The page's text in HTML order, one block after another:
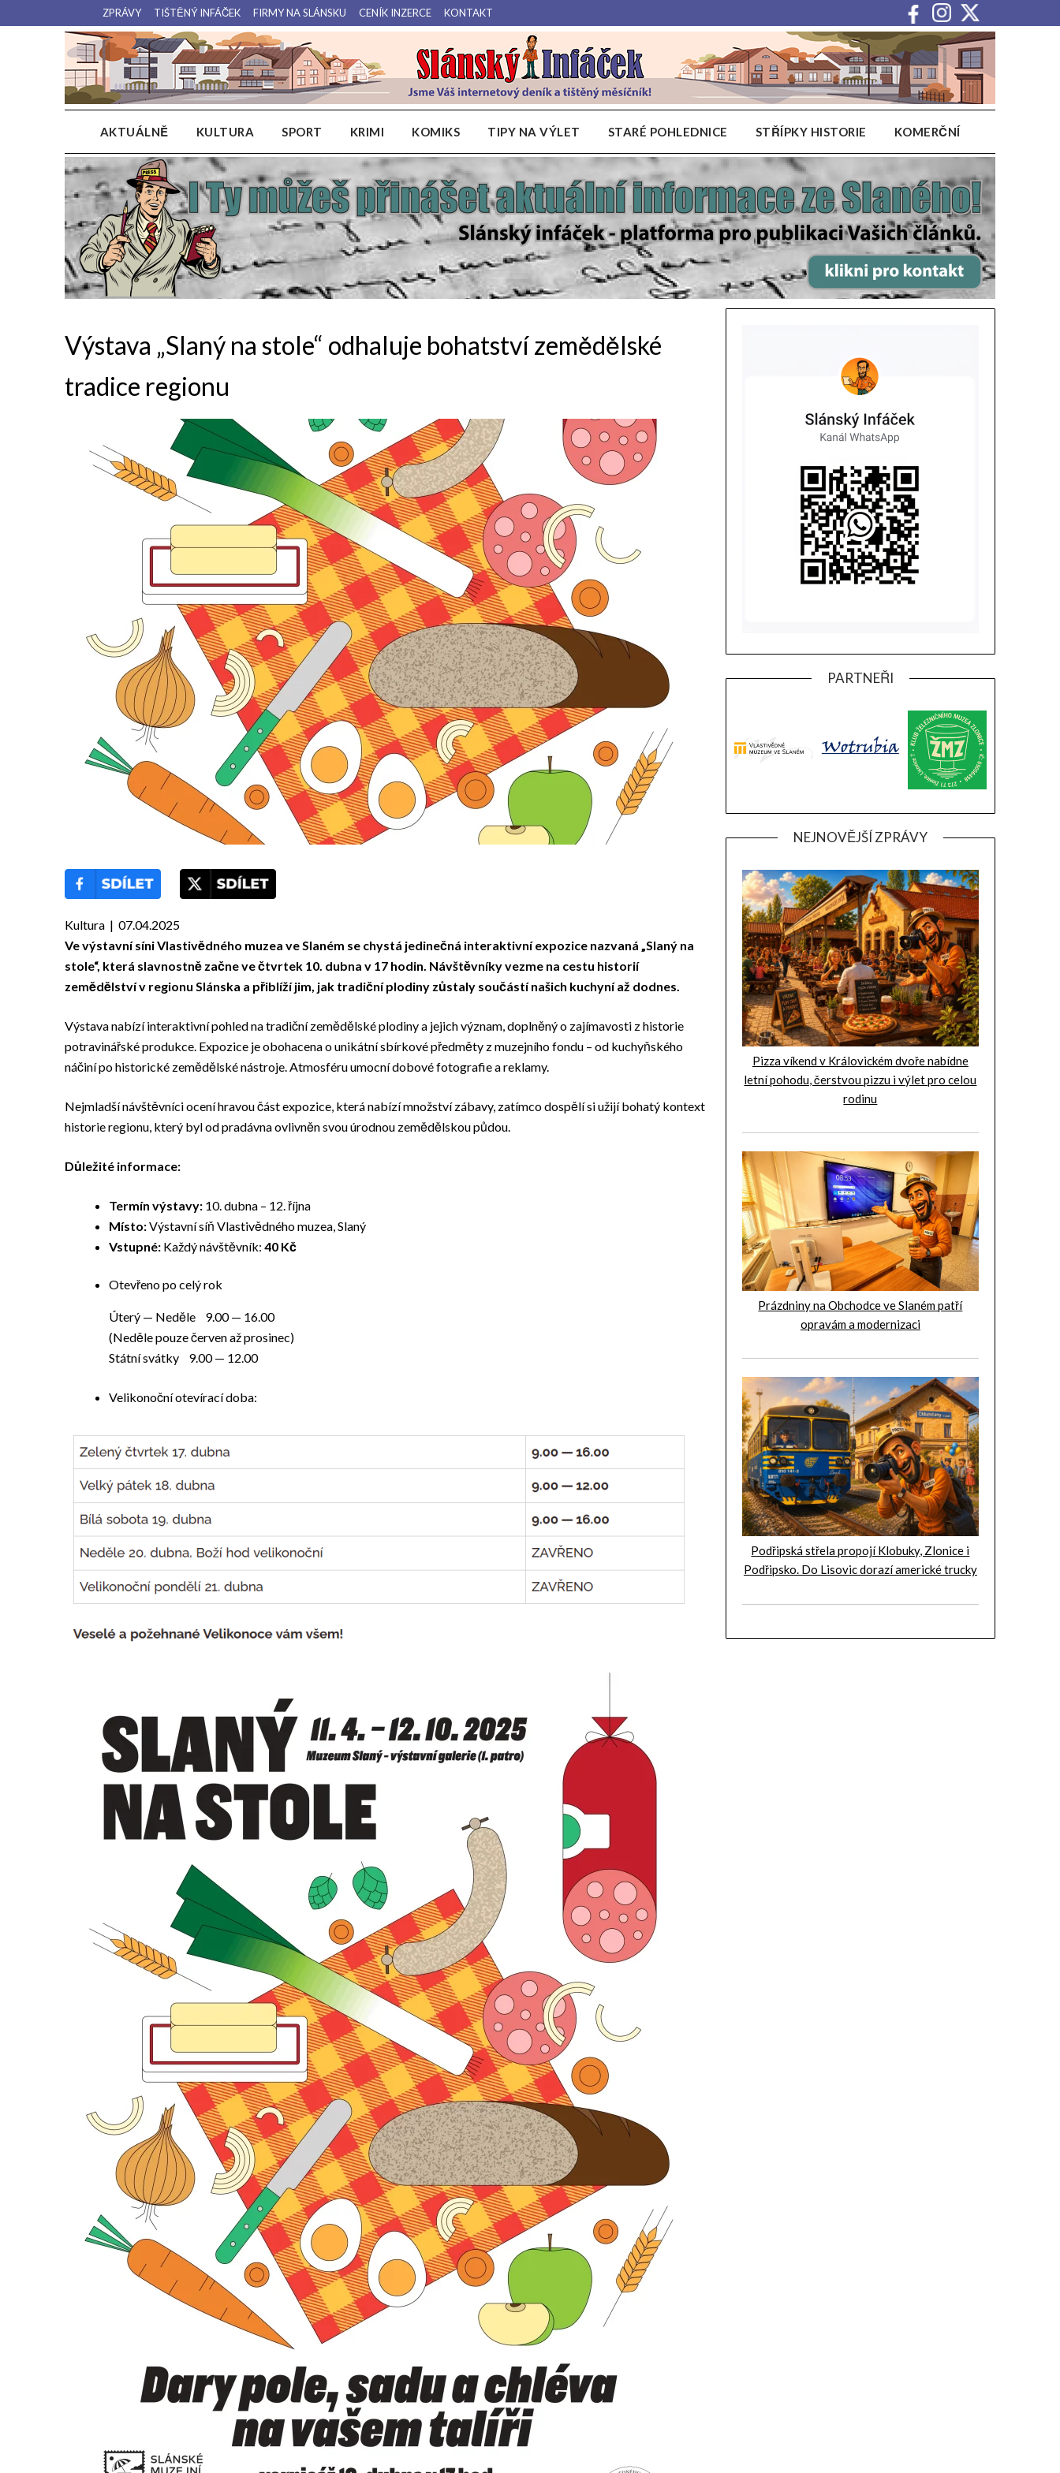
na
ZPRÁVY TIŠTĚNÝ INFÁČEK FIRMY NA SLÁNSKU CENÍK INZERCE KONTAKT
Slánský Infáček
Váš internetový deník a tištěný měsíčník pro Slánsko, Kladensko a Lounsko.
AKTUÁLNĚ KULTURA SPORT KRIMI KOMIKS TIPY NA VÝLET STARÉ POHLEDNICE STŘÍPKY HISTORIE KOMERČNÍ
Výstava „Slaný na stole“ odhaluje bohatství zemědělské
tradice regionu
Kultura | 07.04.2025
Ve výstavní síni Vlastivědného muzea ve Slaném se chystá jedinečná interaktivní expozice nazvaná „Slaný na
stole“, která slavnostně začne ve čtvrtek 10. dubna v 17 hodin. Návštěvníky vezme na cestu historií
zemědělství v regionu Slánska a přiblíží jim, jak tradiční plodiny zůstaly součástí našich kuchyní až dodnes.
Výstava nabízí interaktivní pohled na tradiční zemědělské plodiny a jejich význam, doplněný o zajímavosti z historie
potravinářské produkce. Expozice je obohacena o unikátní sbírkové předměty z muzejního fondu – od kuchyňského
náčiní po historické zemědělské nástroje. Atmosféru umocní dobové fotografie a reklamy.
Nejmladší návštěvníci ocení hravou část expozice, která nabízí množství zábavy, zatímco dospělí si užijí bohatý kontext
historie regionu, který byl od pradávna ovlivněn svou úrodnou zemědělskou půdou.
Důležité informace:
Termín výstavy: 10. dubna – 12. října
Místo:Výstavní síň Vlastivědného muzea, Slaný
Vstupné: Každý návštěvník: 40 Kč
Otevřeno po celý rok
Úterý — Neděle 9.00 — 16.00
(Neděle pouze červen až prosinec)
Státní svátky 9.00 — 12.00
Velikonoční otevírací doba:
PARTNEŘI
NEJNOVĚJŠÍ ZPRÁVY
Pizza víkend v Královickém dvoře nabídne
letní pohodu, čerstvou pizzu i výlet pro celou
rodinu
Prázdniny na Obchodce ve Slaném patří
opravám a modernizaci
Podřipská střela propojí Klobuky, Zlonice i
Podřipsko. Do Lisovic dorazí americké trucky